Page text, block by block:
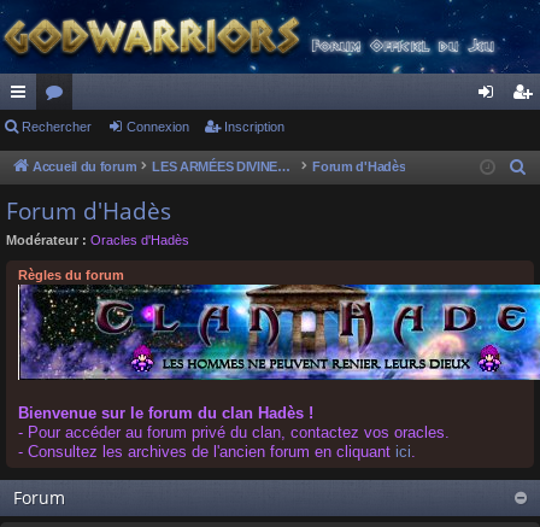
ac
co
ur
ci
or
u
s
ne cri
Rechercher Connexion Inscription
Accueil du forum LES ARMÉES DIVINES - FORUMS DE CLAN Forum d'Hadès
r
c
h
e
Forum d'Hadès
Modérateur : Oracles d'Hadès
Règles du forum
Bienvenue sur le forum du clan Hadès !
- Pour accéder au forum privé du clan, contactez vos oracles.
- Consultez les archives de l'ancien forum en cliquant ici.
Forum